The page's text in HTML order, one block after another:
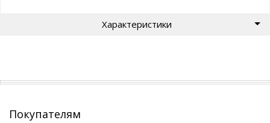
Характеристики
Покупателям